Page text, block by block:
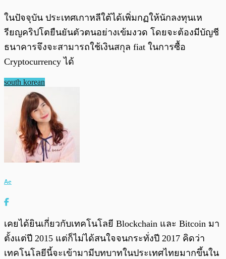
ในปัจจุบัน ประเทศเกาหลีใต้ได้เพิ่มกฏให้นักลงทุนเห
รียญคริปโตยืนยันตัวตนอย่างเข้มงวด โดยจะต้องมีบัญชี
ธนาคารจึงจะสามารถใช้เงินสกุล fiat ในการซื้อ
Cryptocurrency ได้
south korean
Ae
เคยได้ยินเกี่ยวกับเทคโนโลยี Blockchain และ Bitcoin มา
ตั้งแต่ปี 2015 แต่ก็ไม่ได้สนใจจนกระทั่งปี 2017 คิดว่า
เทคโนโลยีนี้จะเข้ามามีบทบาทในประเทศไทยมากขึ้นใน